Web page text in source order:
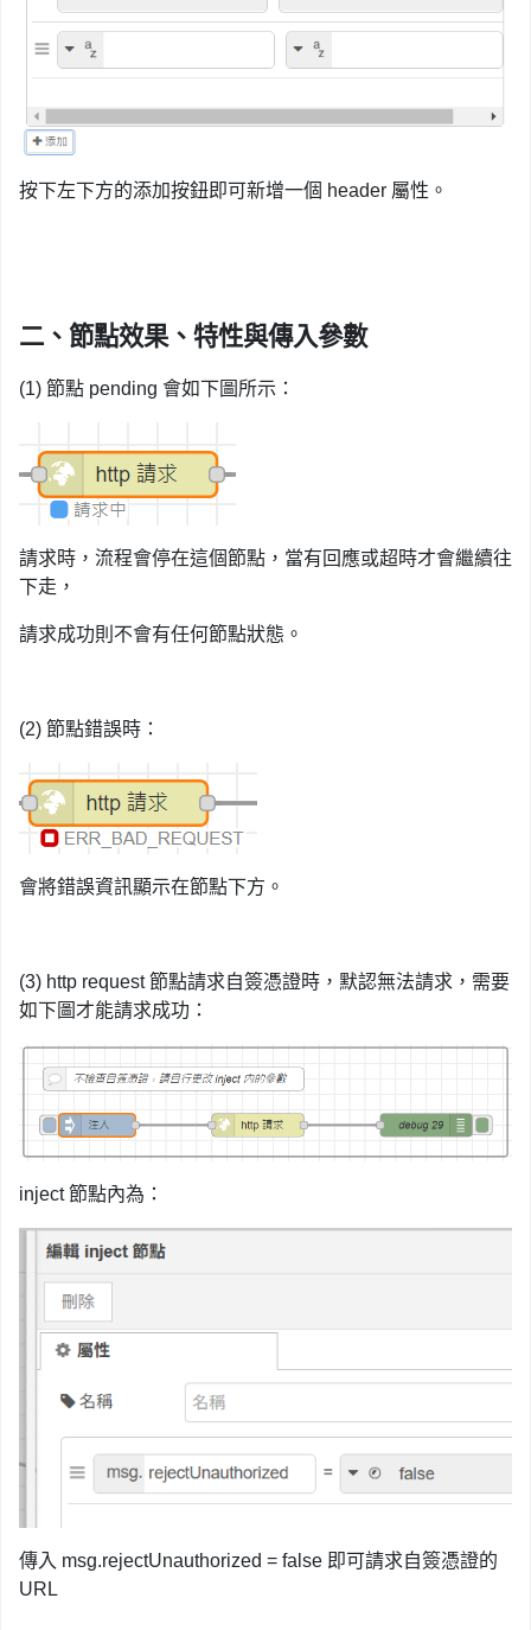
按下左下方的添加按鈕即可新增一個 header 屬性。
二、節點效果、特性與傳入參數
(1) 節點 pending 會如下圖所示：
請求時，流程會停在這個節點，當有回應或超時才會繼續往
下走，
請求成功則不會有任何節點狀態。
(2) 節點錯誤時：
會將錯誤資訊顯示在節點下方。
(3) http request 節點請求自簽憑證時，默認無法請求，需要
如下圖才能請求成功：
inject 節點內為：
傳入 msg.rejectUnauthorized = false 即可請求自簽憑證的
URL